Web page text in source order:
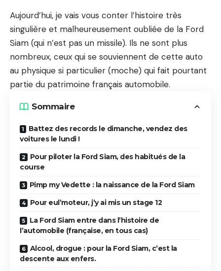
Aujourd’hui, je vais vous conter l’histoire très
singulière et malheureusement oubliée de la Ford
Siam (qui n’est pas un missile). Ils ne sont plus
nombreux, ceux qui se souviennent de cette auto
au physique si particulier (moche) qui fait pourtant
partie du patrimoine français automobile.
Sommaire
Battez des records le dimanche, vendez des
voitures le lundi !
Pour piloter la Ford Siam, des habitués de la
course
Pimp my Vedette : la naissance de la Ford Siam
Pour eul’moteur, j’y ai mis un stage 12
La Ford Siam entre dans l’histoire de
l’automobile (française, en tous cas)
Alcool, drogue : pour la Ford Siam, c’est la
descente aux enfers.